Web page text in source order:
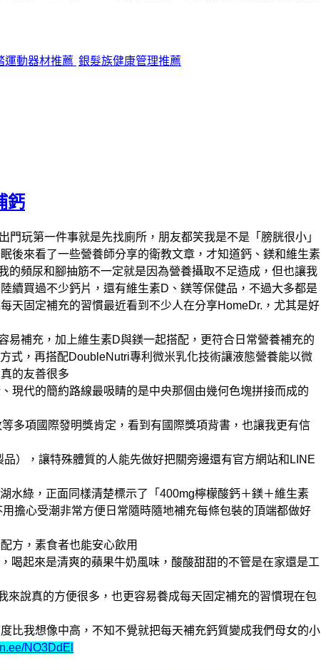
運動器材推薦 銀髮族健康管理推薦
鈣
門玩第一件事就是先找廁所，朋友都笑我是不是「膀胱很小」
後來看了一些營養師分享的衛教文章，才知道鈣、鎂和維生素
的頻尿和腳抽筋不一定就是因為營養攝取不足造成，但也讓我
續買過不少鈣片，還有維生素D、鎂等保健品，不過大多都是
天固定補充的習慣最近看到不少人在分享HomeDr.，尤其是好
易補充，加上維生素D與鎂一起搭配，更符合日常營養補充的
式，再搭配DoubleNutri專利微米乳化技術讓液態營養能以微
的友善很多
現代的簡約路線最吸睛的是中央那個由幾何色塊拼接而成的
多項國際發明獎肯定，看到有國際獎項背書，也讓我更有信
），讓特殊體質的人能先做好把關旁邊還有官方網站和LINE
水綠，正面同樣清楚標示了「400mg檸檬酸鈣＋鎂＋維生素
擔心受潮非常方便日常隨時隨地補充每條包裝的頂端都做好
方，素食者也能安心飲用
喝起來是清爽的蘋果牛奶風味，酸酸甜甜的不管是在家還是工
來說真的方便很多，也更容易養成每天固定補充的習慣現在包
比我想像中高，不知不覺就把每天補充鈣質變成我們母女的小
NO3DdEl